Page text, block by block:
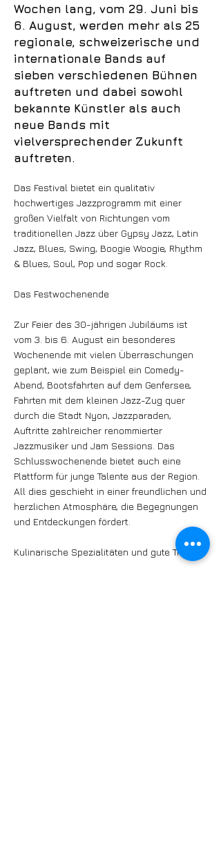
Wochen lang, vom 29. Juni bis
6. August, werden mehr als 25
regionale, schweizerische und
internationale Bands auf
sieben verschiedenen Bühnen
auftreten und dabei sowohl
bekannte Künstler als auch
neue Bands mit
vielversprechender Zukunft
auftreten.
Das Festival bietet ein qualitativ
hochwertiges Jazzprogramm mit einer
großen Vielfalt von Richtungen vom
traditionellen Jazz über Gypsy Jazz, Latin
Jazz, Blues, Swing, Boogie Woogie, Rhythm
& Blues, Soul, Pop und sogar Rock.
Das Festwochenende
Zur Feier des 30-jährigen Jubiläums ist
vom 3. bis 6. August ein besonderes
Wochenende mit vielen Überraschungen
geplant, wie zum Beispiel ein Comedy-
Abend, Bootsfahrten auf dem Genfersee,
Fahrten mit dem kleinen Jazz-Zug quer
durch die Stadt Nyon, Jazzparaden,
Auftritte zahlreicher renommierter
Jazzmusiker und Jam Sessions. Das
Schlusswochenende bietet auch eine
Plattform für junge Talente aus der Region.
All dies geschieht in einer freundlichen und
herzlichen Atmosphäre, die Begegnungen
und Entdeckungen fördert.
Kulinarische Spezialitäten und gute Tropfen